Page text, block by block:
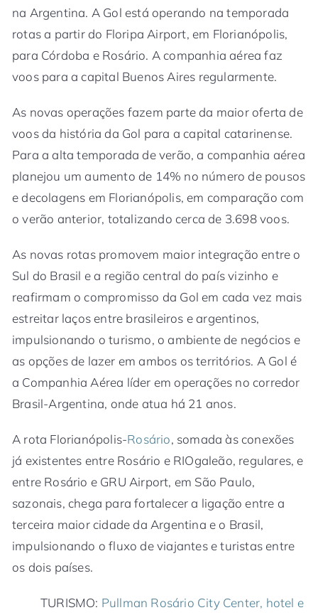
na Argentina. A Gol está operando na temporada
rotas a partir do Floripa Airport, em Florianópolis,
para Córdoba e Rosário. A companhia aérea faz
voos para a capital Buenos Aires regularmente.
As novas operações fazem parte da maior oferta de
voos da história da Gol para a capital catarinense.
Para a alta temporada de verão, a companhia aérea
planejou um aumento de 14% no número de pousos
e decolagens em Florianópolis, em comparação com
o verão anterior, totalizando cerca de 3.698 voos.
As novas rotas promovem maior integração entre o
Sul do Brasil e a região central do país vizinho e
reafirmam o compromisso da Gol em cada vez mais
estreitar laços entre brasileiros e argentinos,
impulsionando o turismo, o ambiente de negócios e
as opções de lazer em ambos os territórios. A Gol é
a Companhia Aérea líder em operações no corredor
Brasil-Argentina, onde atua há 21 anos.
A rota Florianópolis-Rosário, somada às conexões
já existentes entre Rosário e RIOgaleão, regulares, e
entre Rosário e GRU Airport, em São Paulo,
sazonais, chega para fortalecer a ligação entre a
terceira maior cidade da Argentina e o Brasil,
impulsionando o fluxo de viajantes e turistas entre
os dois países.
TURISMO: Pullman Rosário City Center, hotel e